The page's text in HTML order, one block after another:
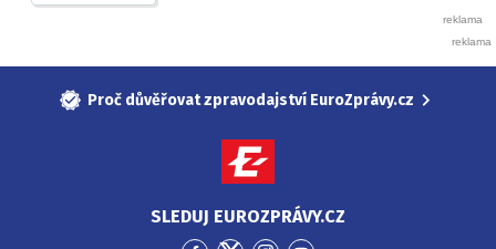
Proč důvěřovat zpravodajství EuroZprávy.cz
SLEDUJ EUROZPRÁVY.CZ